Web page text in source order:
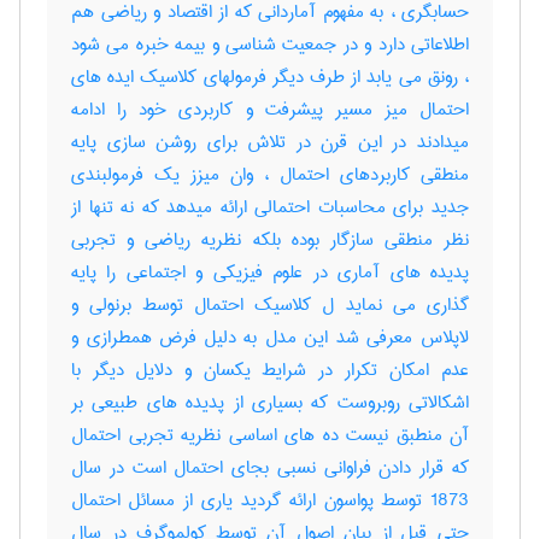
حسابگری ، به مفهوم آماردانی که از اقتصاد و ریاضی هم
اطلاعاتی دارد و در جمعیت شناسی و بیمه خبره می شود
، رونق می یابد از طرف دیگر فرمولهای کلاسیک ایده های
احتمال میز مسیر پیشرفت و کاربردی خود را ادامه
میدادند در این قرن در تلاش برای روشن سازی پایه
منطقی کاربردهای احتمال ، وان میزز یک فرمولبندی
جدید برای محاسبات احتمالی ارائه میدهد که نه تنها از
نظر منطقی سازگار بوده بلکه نظریه ریاضی و تجربی
پدیده های آماری در علوم فیزیکی و اجتماعی را پایه
گذاری می نماید ل کلاسیک احتمال توسط برنولی و
لاپلاس معرفی شد این مدل به دلیل فرض همطرازی و
عدم امکان تکرار در شرایط یکسان و دلایل دیگر با
اشکالاتی روبروست که بسیاری از پدیده های طبیعی بر
آن منطبق نیست ده های اساسی نظریه تجربی احتمال
که قرار دادن فراوانی نسبی بجای احتمال است در سال
1873 توسط پواسون ارائه گردید یاری از مسائل احتمال